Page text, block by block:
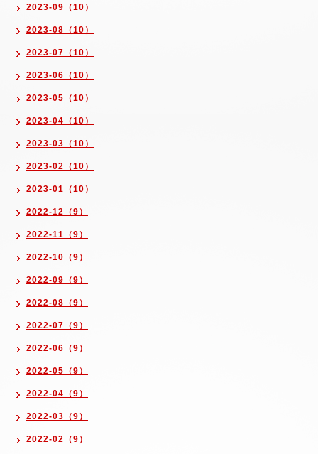
2023-09（10）
2023-08（10）
2023-07（10）
2023-06（10）
2023-05（10）
2023-04（10）
2023-03（10）
2023-02（10）
2023-01（10）
2022-12（9）
2022-11（9）
2022-10（9）
2022-09（9）
2022-08（9）
2022-07（9）
2022-06（9）
2022-05（9）
2022-04（9）
2022-03（9）
2022-02（9）